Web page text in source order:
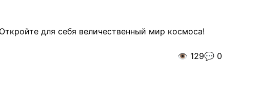
для себя величественный мир космоса!
👁️ 129💬 0